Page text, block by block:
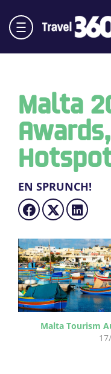
Malta
EN SPRUNCH!
Malta Tourism